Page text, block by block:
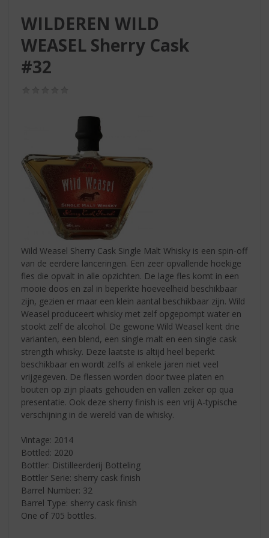
WILDEREN WILD
WEASEL Sherry Cask
#32
Wild Weasel Sherry Cask Single Malt Whisky is een spin-off
van de eerdere lanceringen. Een zeer opvallende hoekige
fles die opvalt in alle opzichten. De lage fles komt in een
mooie doos en zal in beperkte hoeveelheid beschikbaar
zijn, gezien er maar een klein aantal beschikbaar zijn. Wild
Weasel produceert whisky met zelf opgepompt water en
stookt zelf de alcohol. De gewone Wild Weasel kent drie
varianten, een blend, een single malt en een single cask
strength whisky. Deze laatste is altijd heel beperkt
beschikbaar en wordt zelfs al enkele jaren niet veel
vrijgegeven. De flessen worden door twee platen en
bouten op zijn plaats gehouden en vallen zeker op qua
presentatie. Ook deze sherry finish is een vrij A-typische
verschijning in de wereld van de whisky.
Vintage: 2014
Bottled: 2020
Bottler: Distilleerderij Botteling
Bottler Serie: sherry cask finish
Barrel Number: 32
Barrel Type: sherry cask finish
One of 705 bottles.